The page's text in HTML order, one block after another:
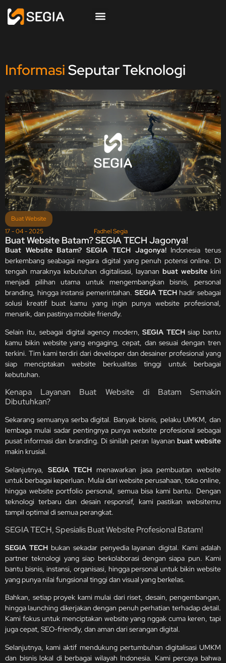
InformasiSeputar Teknologi
Buat Website
17 - 04 - 2025
Fadhel Segia
Buat Website Batam? SEGIA TECH Jagonya!
Buat Website Batam? SEGIA TECH Jagonya!Indonesia terus
berkembang seabagai negara digital yang penuh potensi online. Di
tengah maraknya kebutuhan digitalisasi, layananbuat website kini
menjadi pilihan utama untuk mengembangkan bisnis, personal
branding, hingga instansi pemerintahan. SEGIA TECHhadir sebagai
solusi kreatif buat kamu yang ingin punya website profesional,
menarik, dan pastinya mobile friendly.
Selain itu, sebagai digital agency modern,SEGIA TECHsiap bantu
kamu bikin website yang engaging, cepat, dan sesuai dengan tren
terkini. Tim kami terdiri dari developer dan desainer profesional yang
siap menciptakan website berkualitas tinggi untuk berbagai
kebutuhan.
Kenapa Layanan Buat Website di Batam Semakin
Dibutuhkan?
Sekarang semuanya serba digital. Banyak bisnis, pelaku UMKM, dan
lembaga mulai sadar pentingnya punya website profesional sebagai
pusat informasi dan branding. Di sinilah peran layanan buat website
makin krusial.
Selanjutnya, SEGIA TECH menawarkan jasa pembuatan website
untuk berbagai keperluan. Mulai dari website perusahaan, toko online,
hingga website portfolio personal, semua bisa kami bantu. Dengan
teknologi terbaru dan desain responsif, kami pastikan websitemu
tampil optimal di semua perangkat.
SEGIA TECH, Spesialis Buat Website Profesional Batam!
SEGIA TECHbukan sekadar penyedia layanan digital. Kami adalah
partner teknologi yang siap berkolaborasi dengan siapa pun. Kami
bantu bisnis, instansi, organisasi, hingga personal untuk bikin website
yang punya nilai fungsional tinggi dan visual yang berkelas.
Bahkan, setiap proyek kami mulai dari riset, desain, pengembangan,
hingga launching dikerjakan dengan penuh perhatian terhadap detail.
Kami fokus untuk menciptakan website yang nggak cuma keren, tapi
juga cepat, SEO-friendly, dan aman dari serangan digital.
Selanjutnya, kami aktif mendukung pertumbuhan digitalisasi UMKM
dan bisnis lokal di berbagai wilayah Indonesia. Kami percaya bahwa